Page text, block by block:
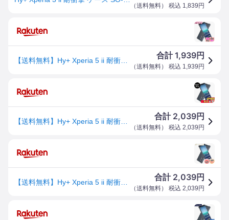
（送料無料） 税込 1,839 円
合計1,939円
（送料無料） 税込 1,939 円
合計 2,039円
（送料無料） 税込 2,039 円
合計 2,039円
（送料無料） 税込 2,039 円